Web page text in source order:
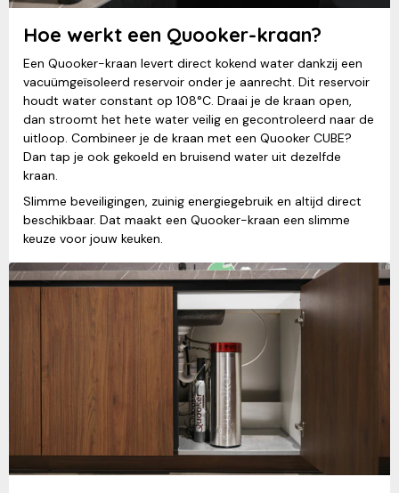
Hoe werkt een Quooker-kraan?
Een Quooker-kraan levert direct kokend water dankzij een
vacuümgeïsoleerd reservoir onder je aanrecht. Dit reservoir
houdt water constant op 108°C. Draai je de kraan open,
dan stroomt het hete water veilig en gecontroleerd naar de
uitloop. Combineer je de kraan met een Quooker CUBE?
Dan tap je ook gekoeld en bruisend water uit dezelfde
kraan.
Slimme beveiligingen, zuinig energiegebruik en altijd direct
beschikbaar. Dat maakt een Quooker-kraan een slimme
keuze voor jouw keuken.